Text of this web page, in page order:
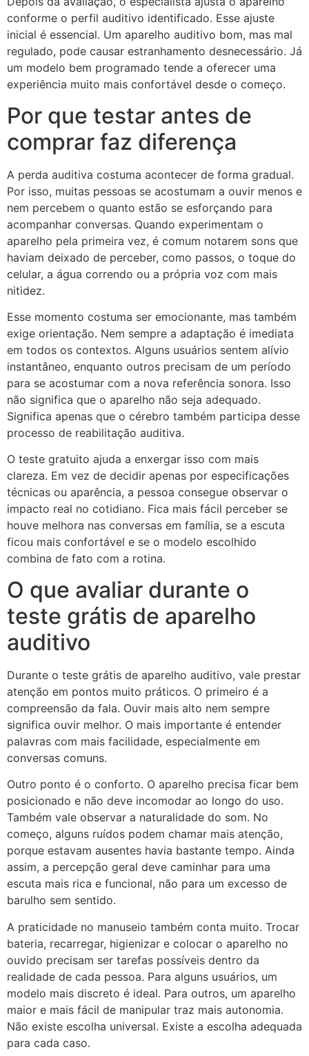
conforme o perfil auditivo identificado. Esse ajuste
inicial é essencial. Um aparelho auditivo bom, mas mal
regulado, pode causar estranhamento desnecessário. Já
um modelo bem programado tende a oferecer uma
experiência muito mais confortável desde o começo.
Por que testar antes de
comprar faz diferença
A perda auditiva costuma acontecer de forma gradual.
Por isso, muitas pessoas se acostumam a ouvir menos e
nem percebem o quanto estão se esforçando para
acompanhar conversas. Quando experimentam o
aparelho pela primeira vez, é comum notarem sons que
haviam deixado de perceber, como passos, o toque do
celular, a água correndo ou a própria voz com mais
nitidez.
Esse momento costuma ser emocionante, mas também
exige orientação. Nem sempre a adaptação é imediata
em todos os contextos. Alguns usuários sentem alívio
instantâneo, enquanto outros precisam de um período
para se acostumar com a nova referência sonora. Isso
não significa que o aparelho não seja adequado.
Significa apenas que o cérebro também participa desse
processo de reabilitação auditiva.
O teste gratuito ajuda a enxergar isso com mais
clareza. Em vez de decidir apenas por especificações
técnicas ou aparência, a pessoa consegue observar o
impacto real no cotidiano. Fica mais fácil perceber se
houve melhora nas conversas em família, se a escuta
ficou mais confortável e se o modelo escolhido
combina de fato com a rotina.
O que avaliar durante o
teste grátis de aparelho
auditivo
Durante o teste grátis de aparelho auditivo, vale prestar
atenção em pontos muito práticos. O primeiro é a
compreensão da fala. Ouvir mais alto nem sempre
significa ouvir melhor. O mais importante é entender
palavras com mais facilidade, especialmente em
conversas comuns.
Outro ponto é o conforto. O aparelho precisa ficar bem
posicionado e não deve incomodar ao longo do uso.
Também vale observar a naturalidade do som. No
começo, alguns ruídos podem chamar mais atenção,
porque estavam ausentes havia bastante tempo. Ainda
assim, a percepção geral deve caminhar para uma
escuta mais rica e funcional, não para um excesso de
barulho sem sentido.
A praticidade no manuseio também conta muito. Trocar
bateria, recarregar, higienizar e colocar o aparelho no
ouvido precisam ser tarefas possíveis dentro da
realidade de cada pessoa. Para alguns usuários, um
modelo mais discreto é ideal. Para outros, um aparelho
maior e mais fácil de manipular traz mais autonomia.
Não existe escolha universal. Existe a escolha adequada
para cada caso.